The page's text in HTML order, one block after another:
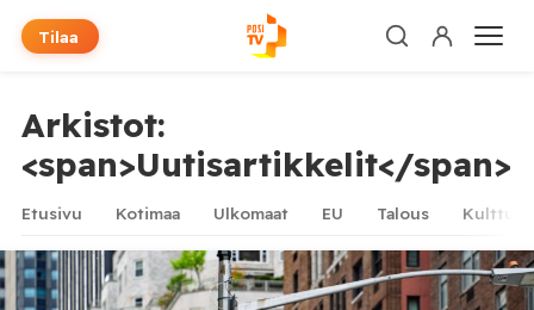
Tilaa
Arkistot:
<span>Uutisartikkelit</span>
Etusivu Kotimaa Ulkomaat EU Talous